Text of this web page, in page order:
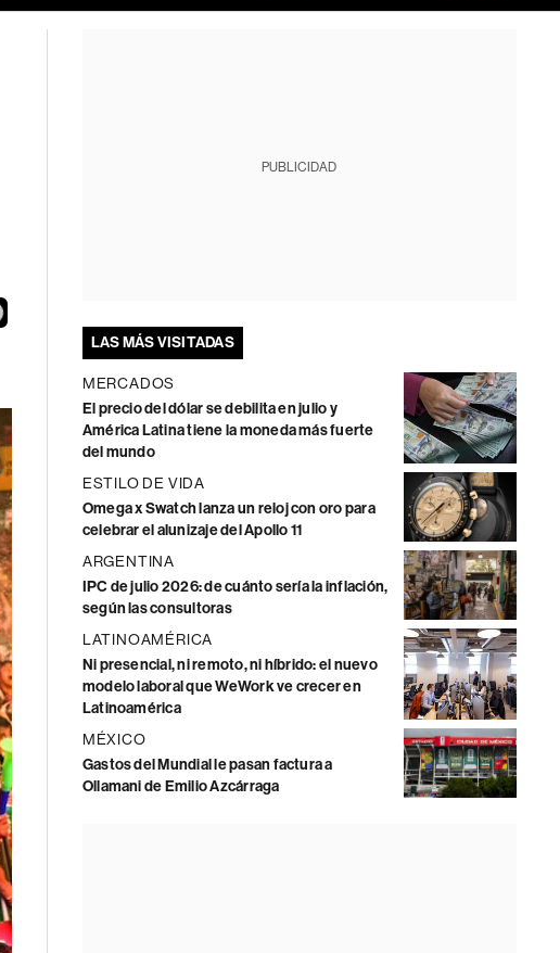
PUBLICIDAD
LAS MÁS VISITADAS
MERCADOS
El precio del dólar se debilita en julio y
América Latina tiene la moneda más fuerte
del mundo
ESTILO DE VIDA
Omega x Swatch lanza un reloj con oro para
celebrar el alunizaje del Apollo 11
ARGENTINA
IPC de julio 2026: de cuánto sería la inflación,
según las consultoras
LATINOAMÉRICA
Ni presencial, ni remoto, ni híbrido: el nuevo
modelo laboral que WeWork ve crecer en
Latinoamérica
MÉXICO
Gastos del Mundial le pasan factura a
Ollamani de Emilio Azcárraga